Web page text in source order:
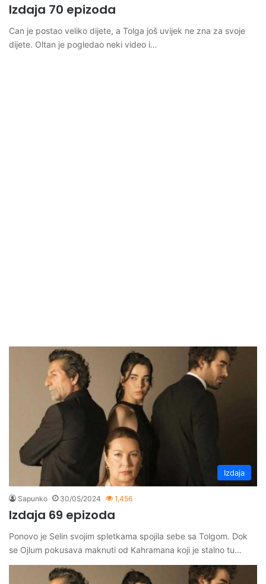
Izdaja 70 epizoda
Can je postao veliko dijete, a Tolga još uvijek ne zna za svoje
dijete. Oltan je pogledao neki video i…
Izdaja
Sapunko 30/05/2024 1,456
Izdaja 69 epizoda
Ponovo je Selin svojim spletkama spojila sebe sa Tolgom. Dok
se Ojlum pokusava maknuti od Kahramana koji je stalno tu…